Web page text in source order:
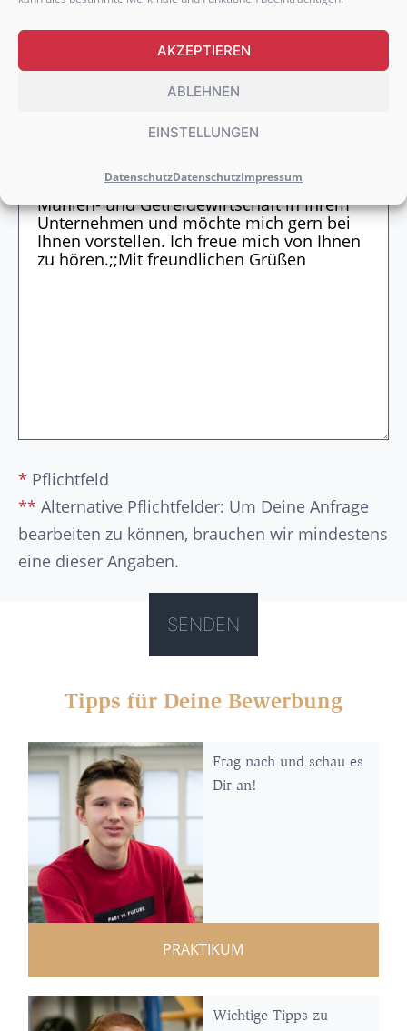
AKZEPTIEREN
ABLEHNEN
EINSTELLUNGEN
DatenschutzDatenschutzImpressum
* Pflichtfeld
** Alternative Pflichtfelder: Um Deine Anfrage
bearbeiten zu können, brauchen wir mindestens
eine dieser Angaben.
Tipps für Deine Bewerbung
Frag nach und schau es
Dir an!
PRAKTIKUM
Wichtige Tipps zu